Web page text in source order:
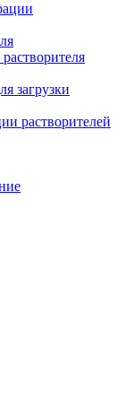
загрузки
растворителей